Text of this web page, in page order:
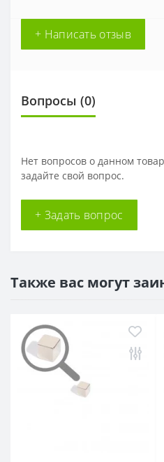
+ Написать отзыв
Вопросы (0)
Нет вопросов о данном
задайте свой вопрос.
+ Задать вопрос
Также вас могут